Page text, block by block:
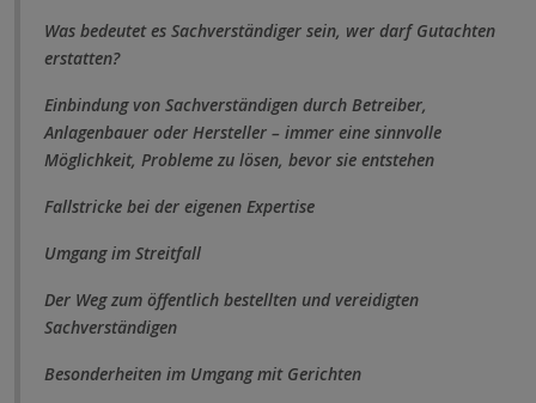
Was bedeutet es Sachverständiger sein, wer darf Gutachten
erstatten?
Einbindung von Sachverständigen durch Betreiber,
Anlagenbauer oder Hersteller – immer eine sinnvolle
Möglichkeit, Probleme zu lösen, bevor sie entstehen
Fallstricke bei der eigenen Expertise
Umgang im Streitfall
Der Weg zum öffentlich bestellten und vereidigten
Sachverständigen
Besonderheiten im Umgang mit Gerichten